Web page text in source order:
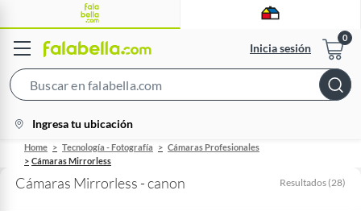
Inicia sesión
Bar
location-
icon
Ingresa tu ubicación
Home Tecnología - Fotografía
Cámaras Profesionales
Cámaras Mirrorless
Cámaras Mirrorless - canon Resultados (28)